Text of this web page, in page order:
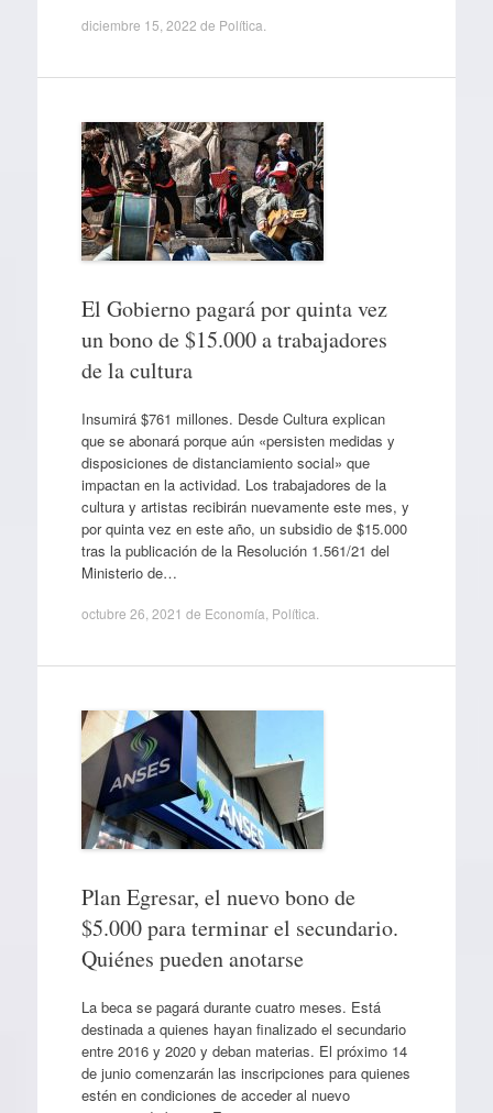
diciembre 15, 2022 de Política
El Gobierno pagará por quinta vez
un bono de $15.000 a trabajadores
de la cultura
Insumirá $761 millones. Desde Cultura explican
que se abonará porque aún «persisten medidas y
disposiciones de distanciamiento social» que
impactan en la actividad. Los trabajadores de la
cultura y artistas recibirán nuevamente este mes, y
por quinta vez en este año, un subsidio de $15.000
tras la publicación de la Resolución 1.561/21 del
Ministerio de…
octubre 26, 2021 de Economía Política
Plan Egresar, el nuevo bono de
$5.000 para terminar el secundario.
Quiénes pueden anotarse
La beca se pagará durante cuatro meses. Está
destinada a quienes hayan finalizado el secundario
entre 2016 y 2020 y deban materias. El próximo 14
de junio comenzarán las inscripciones para quienes
estén en condiciones de acceder al nuevo